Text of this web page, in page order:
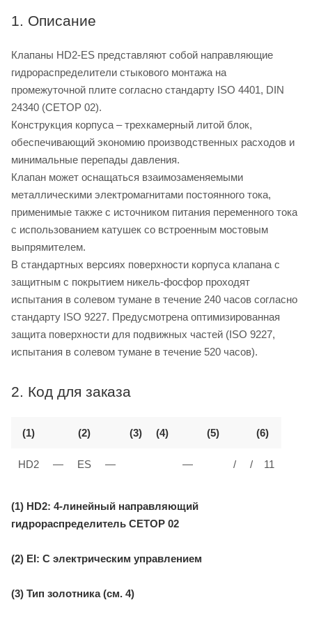
1. Описание
Клапаны HD2-ES представляют собой направляющие
гидрораспределители стыкового монтажа на
промежуточной плите согласно стандарту ISO 4401, DIN
24340 (CETOP 02).
Конструкция корпуса – трехкамерный литой блок,
обеспечивающий экономию производственных расходов и
минимальные перепады давления.
Клапан может оснащаться взаимозаменяемыми
металлическими электромагнитами постоянного тока,
применимые также с источником питания переменного тока
с использованием катушек со встроенным мостовым
выпрямителем.
В стандартных версиях поверхности корпуса клапана с
защитным с покрытием никель-фосфор проходят
испытания в солевом тумане в течение 240 часов согласно
стандарту ISO 9227. Предусмотрена оптимизированная
защита поверхности для подвижных частей (ISO 9227,
испытания в солевом тумане в течение 520 часов).
2. Код для заказа
(1) (2) (3) (4) (5) (6)
HD2 — ES — — / / 11
(1) HD2: 4-линейный направляющий
гидрораспределитель CETOP 02
(2) EI: С электрическим управлением
(3) Тип золотника (см. 4)